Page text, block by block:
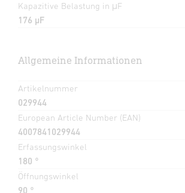
Kapazitive Belastung in μF
176 µF
Allgemeine Informationen
Artikelnummer
029944
European Article Number (EAN)
4007841029944
Erfassungswinkel
180 °
Öffnungswinkel
90 °